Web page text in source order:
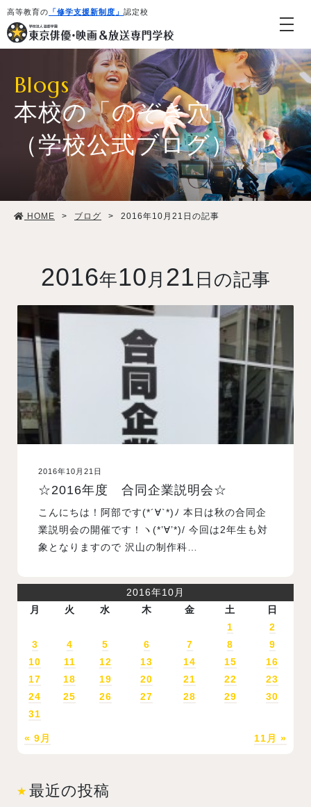
高等教育の 「修学支援新制度」 認定校
学校紹介・教育システム
学生生活
就職・デビュー
入試案内
学校情報
オープンキャンパス
訪問者別メニュー
Blogs
本校の「のぞき穴」
（学校公式ブログ）
HOME > ブログ > 2016年10月21日の記事
2016年10 月 21 日の記事
2016年10月21日
☆2016年度 合同企業説明会☆
こんにちは！阿部です(*´∀`*)ﾉ 本日は秋の合同企
業説明会の開催です！ヽ(*’∀’*)/ 今回は2年生も対
象となりますので 沢山の制作科…
2016年10月
月
火 水 木 金 土 日
« 9月 11月 »
1
2
3
4 5 6 7 8
9
10
11 12 13 14 15
16
17
18 19 20 21 22
23
24
25 26 27 28 29
30
31
最近の投稿